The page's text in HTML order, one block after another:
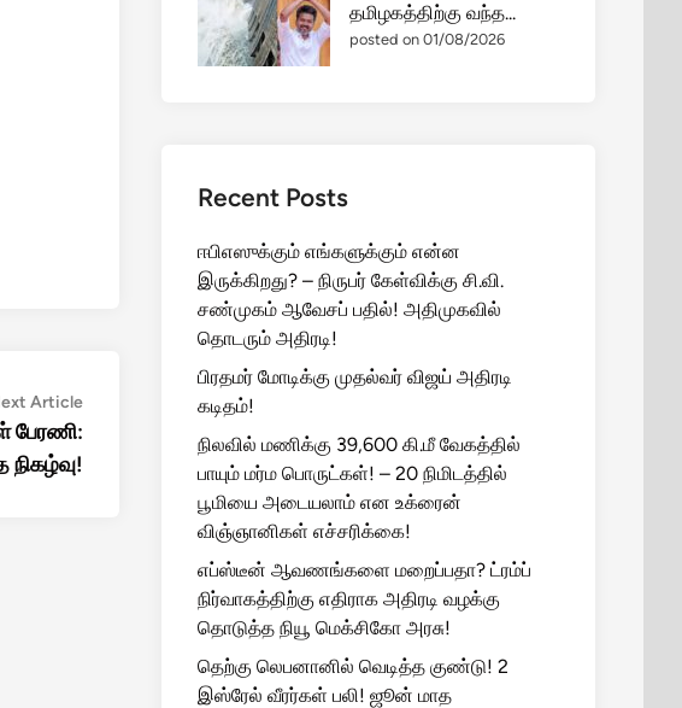
ArticleNext
பேரணி:
நிகழ்வு!
தமிழகத்திற்கு வந்த...
posted on 01/08/2026
Recent Posts
ஈபிஎஸுக்கும் எங்களுக்கும் என்ன
இருக்கிறது? – நிருபர் கேள்விக்கு சி.வி.
சண்முகம் ஆவேசப் பதில்! அதிமுகவில்
தொடரும் அதிரடி!
பிரதமர் மோடிக்கு முதல்வர் விஜய் அதிரடி
கடிதம்!
நிலவில் மணிக்கு 39,600 கி.மீ வேகத்தில்
பாயும் மர்ம பொருட்கள்! – 20 நிமிடத்தில்
பூமியை அடையலாம் என உக்ரைன்
விஞ்ஞானிகள் எச்சரிக்கை!
எப்ஸ்டீன் ஆவணங்களை மறைப்பதா? ட்ரம்ப்
நிர்வாகத்திற்கு எதிராக அதிரடி வழக்கு
தொடுத்த நியூ மெக்சிகோ அரசு!
தெற்கு லெபனானில் வெடித்த குண்டு! 2
இஸ்ரேல் வீரர்கள் பலி! ஜூன் மாத